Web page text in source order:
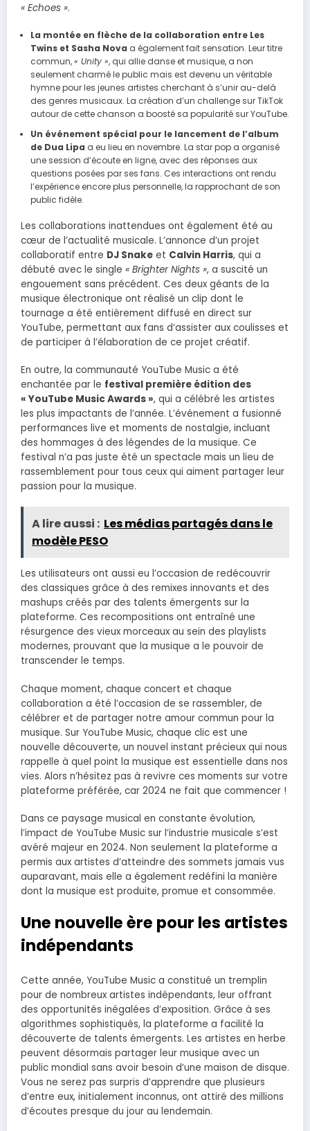
« Echoes ».
La montée en flèche de la collaboration entre Les
Twins et Sasha Nova a également fait sensation. Leur titre
commun,« Unity », qui allie danse et musique, a non
seulement charmé le public mais est devenu un véritable
hymne pour les jeunes artistes cherchant à s’unir au-delà
des genres musicaux. La création d’un challenge sur TikTok
autour de cette chanson a boosté sa popularité sur YouTube.
Un événement spécial pour le lancement de l’album
de Dua Lipa a eu lieu en novembre. La star pop a organisé
une session d’écoute en ligne, avec des réponses aux
questions posées par ses fans. Ces interactions ont rendu
l’expérience encore plus personnelle, la rapprochant de son
public fidèle.
Les collaborations inattendues ont également été au
cœur de l’actualité musicale. L’annonce d’un projet
collaboratif entre DJ Snake et Calvin Harris, qui a
débuté avec le single « Brighter Nights », a suscité un
engouement sans précédent. Ces deux géants de la
musique électronique ont réalisé un clip dont le
tournage a été entièrement diffusé en direct sur
YouTube, permettant aux fans d’assister aux coulisses et
de participer à l’élaboration de ce projet créatif.
En outre, la communauté YouTube Music a été
enchantée par le festival première édition des
« YouTube Music Awards », qui a célébré les artistes
les plus impactants de l’année. L’événement a fusionné
performances live et moments de nostalgie, incluant
des hommages à des légendes de la musique. Ce
festival n’a pas juste été un spectacle mais un lieu de
rassemblement pour tous ceux qui aiment partager leur
passion pour la musique.
A lire aussi : Les médias partagés dans le
modèle PESO
Les utilisateurs ont aussi eu l’occasion de redécouvrir
des classiques grâce à des remixes innovants et des
mashups créés par des talents émergents sur la
plateforme. Ces recompositions ont entraîné une
résurgence des vieux morceaux au sein des playlists
modernes, prouvant que la musique a le pouvoir de
transcender le temps.
Chaque moment, chaque concert et chaque
collaboration a été l’occasion de se rassembler, de
célébrer et de partager notre amour commun pour la
musique. Sur YouTube Music, chaque clic est une
nouvelle découverte, un nouvel instant précieux qui nous
rappelle à quel point la musique est essentielle dans nos
vies. Alors n’hésitez pas à revivre ces moments sur votre
plateforme préférée, car 2024 ne fait que commencer !
Dans ce paysage musical en constante évolution,
l’impact de YouTube Music sur l’industrie musicale s’est
avéré majeur en 2024. Non seulement la plateforme a
permis aux artistes d’atteindre des sommets jamais vus
auparavant, mais elle a également redéfini la manière
dont la musique est produite, promue et consommée.
Une nouvelle ère pour les artistes
indépendants
Cette année, YouTube Music a constitué un tremplin
pour de nombreux artistes indépendants, leur offrant
des opportunités inégalées d’exposition. Grâce à ses
algorithmes sophistiqués, la plateforme a facilité la
découverte de talents émergents. Les artistes en herbe
peuvent désormais partager leur musique avec un
public mondial sans avoir besoin d’une maison de disque.
Vous ne serez pas surpris d’apprendre que plusieurs
d’entre eux, initialement inconnus, ont attiré des millions
d’écoutes presque du jour au lendemain.